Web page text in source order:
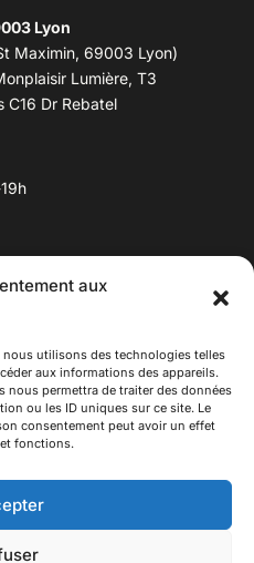
aux
nous utilisons des technologies telles
aux informations des appareils.
nous permettra de traiter des données
ou les ID uniques sur ce site. Le
consentement peut avoir un effet
fonctions.
Lyon
Maximin, 69003 Lyon)
Lumière, T3
C16 Dr Rebatel
40